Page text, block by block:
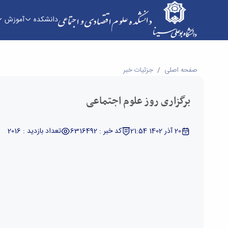
دانشکده آموزش
برگزاری روز علوم اجتماعی - دانشکده علوم اقتصادی
صفحه اصلی جزئیات خبر
برگزاری روز علوم اجتماعی
20 آذر 1402 21:54 کد خبر : 6316492 تعداد بازدید : 2016